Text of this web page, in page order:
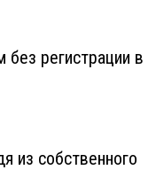
без регистрации в
из собственного